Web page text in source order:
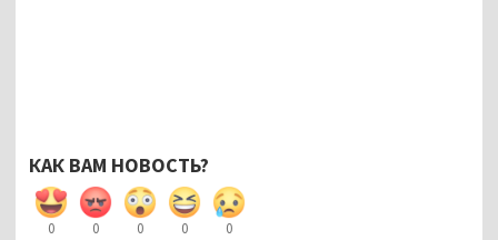
КАК ВАМ НОВОСТЬ?
0 0 0 0 0